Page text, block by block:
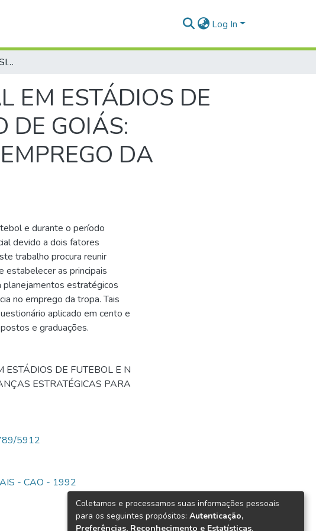
Log In
POLICIAMENTO OSTENSIVO ESPECIAL EM ESTÁDIOS DE FUTEBOL E N CARNAVAL NO ESTADO DE GOIÁS: MUDANÇAS ESTRATÉGICAS PARA O EMPREGO DA CORPORAÇÃO
EM ESTÁDIOS DE
DE GOIÁS:
DA
e durante o período
devido a dois fatores
trabalho procura reunir
estabelecer as principais
planejamentos estratégicos
no emprego da tropa. Tais
aplicado em cento e
e graduações.
ESTÁDIOS DE FUTEBOL E N
ESTRATÉGICAS PARA
5912
- CAO - 1992
Coletamos e processamos suas informações pessoais
para os seguintes propósitos: Autenticação,
Preferências, Reconhecimento e Estatísticas.